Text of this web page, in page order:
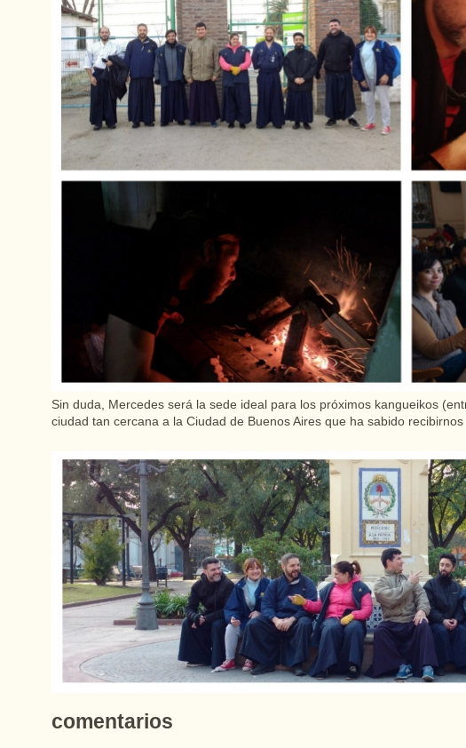
Sin duda, Mercedes será la sede ideal para los próximos kangueikos
ciudad tan cercana a la Ciudad de Buenos Aires que ha sabido
comentarios